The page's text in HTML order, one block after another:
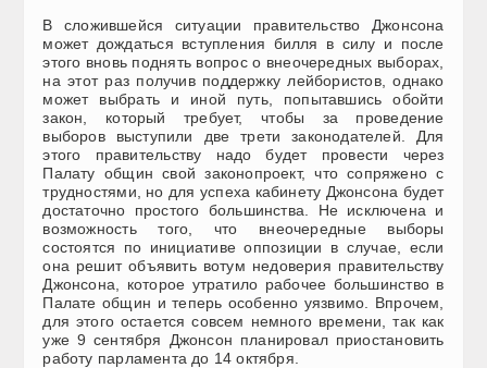
В сложившейся ситуации правительство Джонсона
может дождаться вступления билля в силу и после
этого вновь поднять вопрос о внеочередных выборах,
на этот раз получив поддержку лейбористов, однако
может выбрать и иной путь, попытавшись обойти
закон, который требует, чтобы за проведение
выборов выступили две трети законодателей. Для
этого правительству надо будет провести через
Палату общин свой законопроект, что сопряжено с
трудностями, но для успеха кабинету Джонсона будет
достаточно простого большинства. Не исключена и
возможность того, что внеочередные выборы
состоятся по инициативе оппозиции в случае, если
она решит объявить вотум недоверия правительству
Джонсона, которое утратило рабочее большинство в
Палате общин и теперь особенно уязвимо. Впрочем,
для этого остается совсем немного времени, так как
уже 9 сентября Джонсон планировал приостановить
работу парламента до 14 октября.